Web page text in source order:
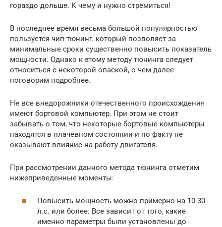
гораздо дольше. К чему и нужно стремиться!
В последнее время весьма большой популярностью
пользуется чип-тюнинг, который позволяет за
минимальные сроки существенно повысить показатель
мощности. Однако к этому методу тюнинга следует
относиться с некоторой опаской, о чем далее
поговорим подробнее.
Не все внедорожники отечественного происхождения
имеют бортовой компьютер. При этом не стоит
забывать о том, что некоторые бортовые компьютеры
находятся в плачевном состоянии и по факту не
оказывают влияние на работу двигателя.
При рассмотрении данного метода тюнинга отметим
нижеприведенные моменты:
Повысить мощность можно примерно на 10-30
л.с. или более. Все зависит от того, какие
именно параметры были установлены до